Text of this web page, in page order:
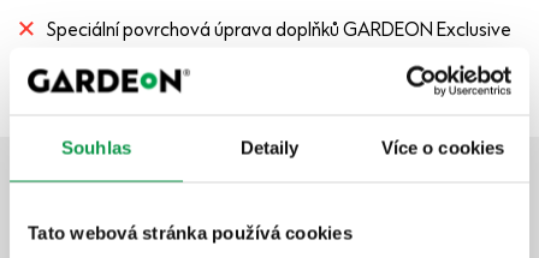
Souhlas Detaily Více o cookies
Tato webová stránka používá cookies
Speciální povrchová úprava doplňků GARDEON Exclusive
Doporučená vylepšení